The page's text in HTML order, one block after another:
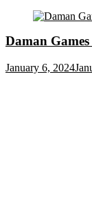
Daman
January 6, 2024